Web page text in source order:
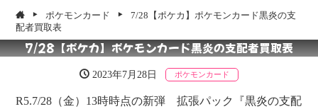
ポケモンカード
7/28【ポケカ】ポケモンカード黒炎の支
配者買取表
7/28【ポケカ】ポケモンカード黒炎の支配者買取表
2023年7月28日 ポケモンカード
R5.7/28（金）13時時点の新弾 拡張パック『黒炎の支配